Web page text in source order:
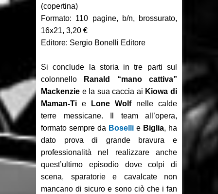
Focus: Il Phantom di Sy Barry -
Seconda parte
Recensione: Jazz Maynard 1
(copertina)
Formato: 110 pagine, b/n, brossurato,
16x21, 3,20 €
Editore: Sergio Bonelli Editore
Si conclude la storia in tre parti sul
colonnello
Ranald “mano cattiva”
Mackenzie e la sua caccia ai Kiowa di
Maman-Ti e Lone Wolfnelle calde
terre messicane. Il team all’opera,
formato sempre da Boselli e Biglia, ha
dato prova di grande bravura e
professionalità nel realizzare anche
quest’ultimo episodio dove colpi di
scena, sparatorie e cavalcate non
mancano di sicuro e sono ciò che i fan